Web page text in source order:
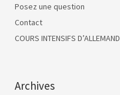
Posez une question
Contact
COURS INTENSIFS D’ALLEMAND
Archives